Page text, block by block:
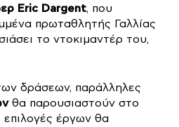
Eric Dargent, που
πρωταθλητής Γαλλίας
το ντοκιμαντέρ του,
δράσεων, παράλληλες
θα παρουσιαστούν στο
επιλογές έργων θα